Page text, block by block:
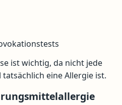
ist wichtig, da nicht jede
eine Allergie ist.